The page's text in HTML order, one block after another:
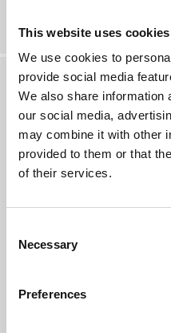
This website uses cookies
We use cookies to
provide social media
We also share information
our social media,
may combine it with other
provided to them or that
of their services.
Selection
Necessary
Preferences
Электрика